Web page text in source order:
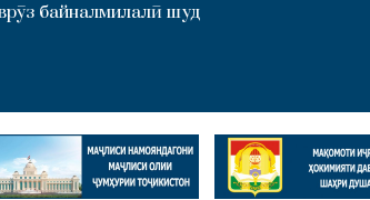
байналмилалӣ шуд